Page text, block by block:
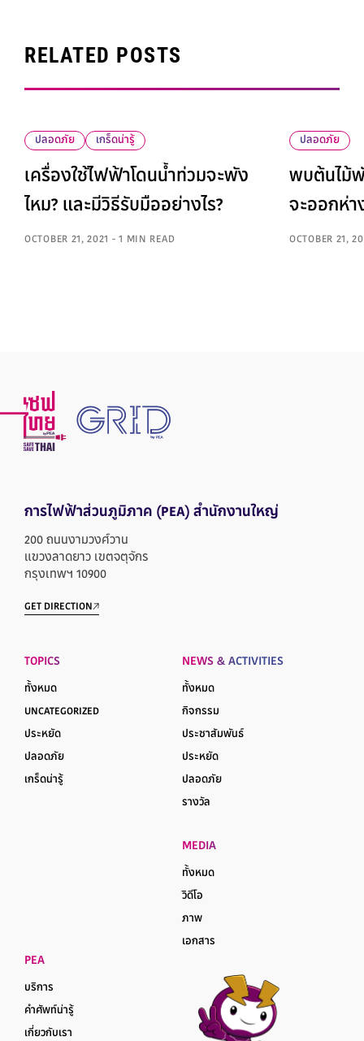
RELATED POSTS
ปลอดภัย เกร็ดน่ารู้
เครื่องใช้ไฟฟ้าโดนน้ำท่วมจะพัง
ไหม? และมีวิธีรับมืออย่างไร?
OCTOBER 21, 2021 - 1 MIN READ
ปลอดภัย
พบต้นไม้พั
จะออกห่า
OCTOBER 21,
การไฟฟ้าส่วนภูมิภาค (PEA) สำนักงานใหญ่
200 ถนนงามวงศ์วาน
แขวงลาดยาว เขตจตุจักร
กรุงเทพฯ 10900
GET DIRECTION
TOPICS
ทั้งหมด
UNCATEGORIZED
ประหยัด
ปลอดภัย
เกร็ดน่ารู้
NEWS & ACTIVITIES
ทั้งหมด
กิจกรรม
ประชาสัมพันธ์
ประหยัด
ปลอดภัย
รางวัล
MEDIA
ทั้งหมด
วิดีโอ
ภาพ
เอกสาร
PEA
บริการ
คำศัพท์น่ารู้
เกี่ยวกับเรา